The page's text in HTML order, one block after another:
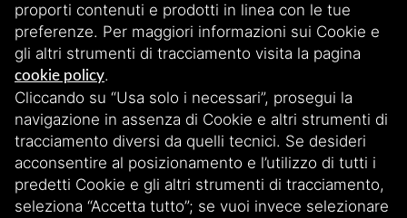
Iscriviti alla nostra newsletter
Scopri le nostre storie, iniziative e aggiornamenti esclusivi. Rimani
connesso iscrivendoti!
proporti contenuti e prodotti in linea con le tue
preferenze. Per maggiori informazioni sui Cookie e
gli altri strumenti di tracciamento visita la pagina
cookie policy.
Cliccando su “Usa solo i necessari”, prosegui la
navigazione in assenza di Cookie e altri strumenti di
tracciamento diversi da quelli tecnici. Se desideri
acconsentire al posizionamento e l’utilizzo di tutti i
predetti Cookie e gli altri strumenti di tracciamento,
seleziona “Accetta tutto”; se vuoi invece selezionare